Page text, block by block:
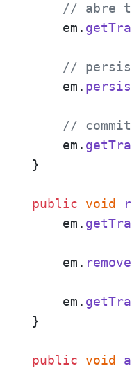
// abre
        em.
//
        em.
//
        em.
    }
public void
        em.
        em.
remove
        em.
    }
public void